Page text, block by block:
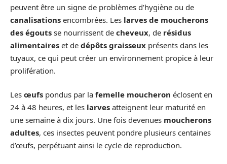
peuvent être un signe de problèmes d’hygiène ou de
canalisations encombrées. Les larves de moucherons
des égouts se nourrissent de cheveux, de résidus
alimentaires et de dépôts graisseux présents dans les
tuyaux, ce qui peut créer un environnement propice à leur
prolifération.
Les œufs pondus par la femelle moucheron éclosent en
24 à 48 heures, et les larves atteignent leur maturité en
une semaine à dix jours. Une fois devenues moucherons
adultes, ces insectes peuvent pondre plusieurs centaines
d’œufs, perpétuant ainsi le cycle de reproduction.